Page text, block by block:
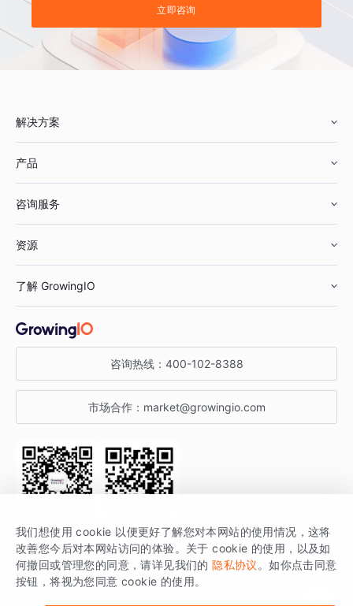
立即咨询
解决方案
鞋服行业
汽车行业
金融行业
产品
智能运营
获客分析
咨询服务
资源
增长公开课
增长博客
开发者文档
SDK 文档
场景指南
了解 GrowingIO
关于 GrowingIO
增长大会
行业活动
咨询热线： 400-102-8388
市场合作： market@growingio.com
关注公众号 获取更多干货
GrowingIO 是专注于数据智能分析与增长的品牌，核心平台为 GrowingIO
分析云。
我们想使用 cookie 以便更好了解您对本网站的使用情况，这将
改善您今后对本网站访问的体验。关于 cookie 的使用，以及如
何撤回或管理您的同意，请详见我们的 隐私协议 。如你点击同意
按钮，将视为您同意 cookie 的使用。